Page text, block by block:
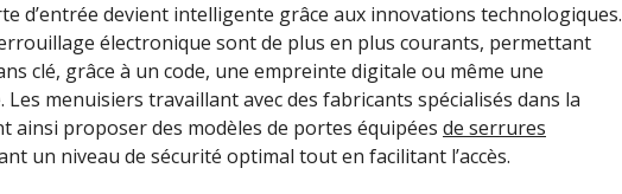
d’entrée devient intelligente grâce aux innovations technologiques.
électronique sont de plus en plus courants, permettant
clé, grâce à un code, une empreinte digitale ou même une
menuisiers travaillant avec des fabricants spécialisés dans la
ainsi proposer des modèles de portes équipées de serrures
un niveau de sécurité optimal tout en facilitant l’accès.